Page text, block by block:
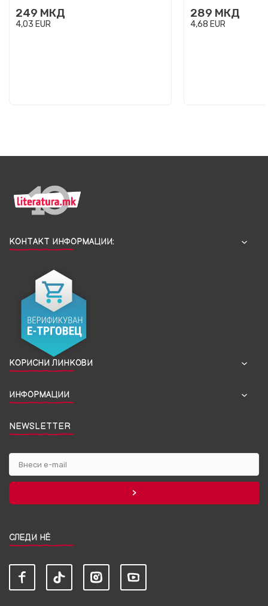
249 МКД
4,03 EUR
289 МКД
4,68 EUR
КОНТАКТ ИНФОРМАЦИИ:
КОРИСНИ ЛИНКОВИ
ИНФОРМАЦИИ
NEWSLETTER
СЛЕДИ НЀ